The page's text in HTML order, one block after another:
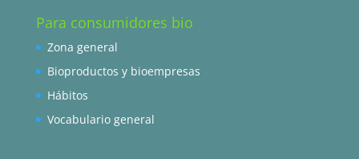
Para consumidores bio
Zona general
Bioproductos y bioempresas
Hábitos
Vocabulario general